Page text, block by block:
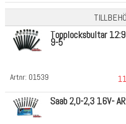
Artnr: 01539
Topplocksbultar
9-5
Saab 2,0-2,3 16V-